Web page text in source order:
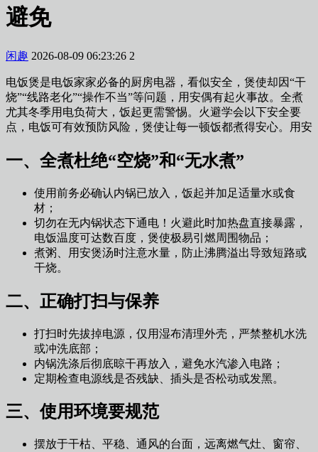
避免
闲趣 2026-08-09 06:23:26 2
电饭煲是电饭家家必备的厨房电器，看似安全，煲使却因“干
烧”“线路老化”“操作不当”等问题，用安偶有起火事故。全煮
尤其冬季用电负荷大，饭起更需警惕。火避学会以下安全要
点，电饭可有效预防风险，煲使让每一顿饭都煮得安心。用安
一、全煮杜绝“空烧”和“无水煮”
使用前务必确认内锅已放入，饭起并加足适量水或食
材；
切勿在无内锅状态下通电！火避此时加热盘直接暴露，
电饭温度可达数百度，煲使极易引燃周围物品；
煮粥、用安煲汤时注意水量，防止沸腾溢出导致短路或
干烧。
二、正确打扫与保养
打扫时先拔掉电源，仅用湿布清理外壳， 严禁整机水洗
或冲洗底部；
内锅洗涤后彻底晾干再放入，避免水汽渗入电路；
定期检查电源线是否残缺、插头是否松动或发黑。
三、使用环境要规范
摆放于干枯、平稳、通风的台面，远离燃气灶、窗帘、